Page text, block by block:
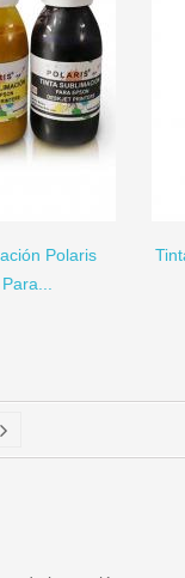
Polaris